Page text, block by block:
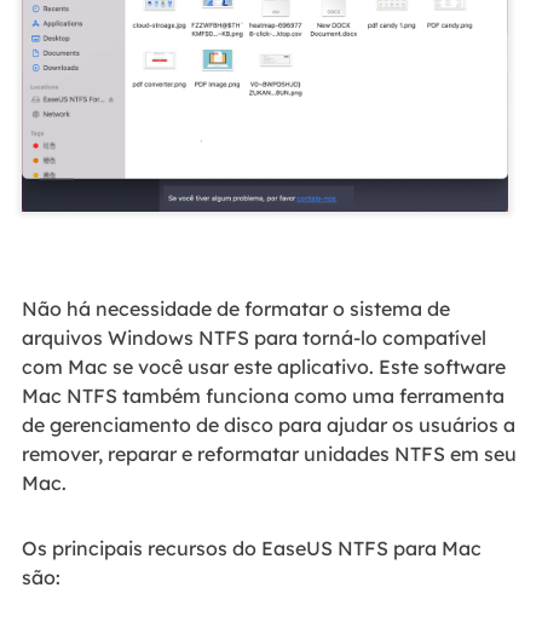
Não há necessidade de formatar o sistema de
arquivos Windows NTFS para torná-lo compatível
com Mac se você usar este aplicativo. Este software
Mac NTFS também funciona como uma ferramenta
de gerenciamento de disco para ajudar os usuários a
remover, reparar e reformatar unidades NTFS em seu
Mac.
Os principais recursos do EaseUS NTFS para Mac
são: